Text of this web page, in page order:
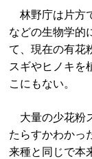
林野庁は片方
などの生物学的
て、現在の有花
スギやヒノキを
こにもない。
大量の少花粉
たらすかわかっ
来種と同じで本